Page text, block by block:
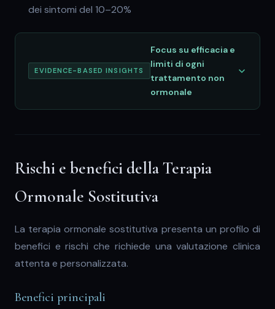
dei sintomi del 10–20%
EVIDENCE-BASED INSIGHTS
Focus su efficacia e
limiti di ogni
trattamento non
ormonale
Rischi e benefici della Terapia
Ormonale Sostitutiva
La terapia ormonale sostitutiva presenta un profilo di
benefici e rischi che richiede una valutazione clinica
attenta e personalizzata.
Benefici principali